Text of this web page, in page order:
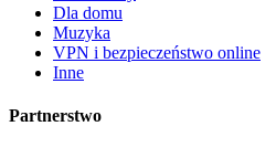
Dla domu
Muzyka
VPN i bezpieczeństwo online
Inne
Partnerstwo